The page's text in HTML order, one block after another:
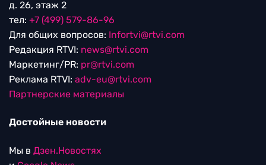
д. 26, этаж 2
тел: +7 (499) 579-86-96
Для общих вопросов: Infortvi@rtvi.com
Редакция RTVI: news@rtvi.com
Маркетинг/PR: pr@rtvi.com
Реклама RTVI: adv-eu@rtvi.com
Партнерские материалы
Достойные новости
Мы в Дзен.Новостях